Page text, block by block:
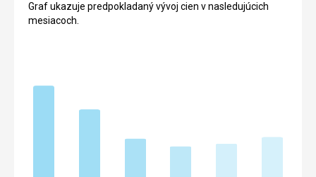
Graf ukazuje predpokladaný vývoj cien v nasledujúcich
mesiacoch.